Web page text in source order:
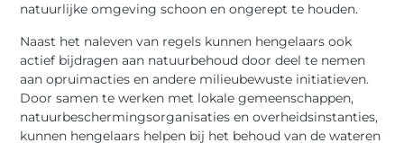
natuurlijke omgeving schoon en ongerept te houden.
Naast het naleven van regels kunnen hengelaars ook
actief bijdragen aan natuurbehoud door deel te nemen
aan opruimacties en andere milieubewuste initiatieven.
Door samen te werken met lokale gemeenschappen,
natuurbeschermingsorganisaties en overheidsinstanties,
kunnen hengelaars helpen bij het behoud van de wateren